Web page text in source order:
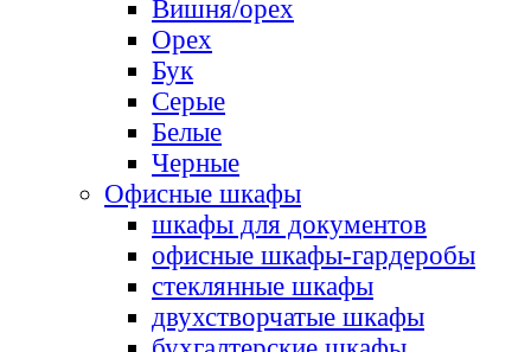
Вишня/орех
Орех
Бук
Серые
Белые
Черные
Офисные шкафы
шкафы для документов
офисные шкафы-гардеробы
стеклянные шкафы
двухстворчатые шкафы